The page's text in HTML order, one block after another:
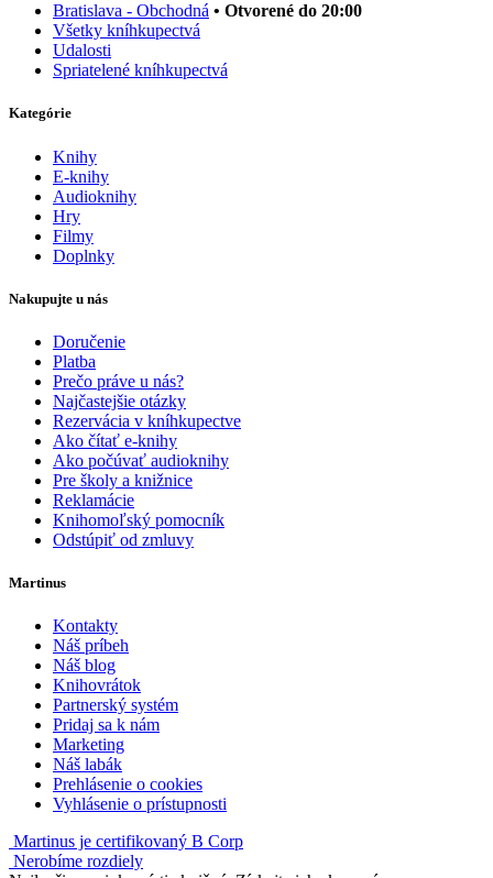
Bratislava - Obchodná • Otvorené do 20:00
Všetky kníhkupectvá
Udalosti
Spriatelené kníhkupectvá
Kategórie
Knihy
E-knihy
Audioknihy
Hry
Filmy
Doplnky
Nakupujte u nás
Doručenie
Platba
Prečo práve u nás?
Najčastejšie otázky
Rezervácia v kníhkupectve
Ako čítať e-knihy
Ako počúvať audioknihy
Pre školy a knižnice
Reklamácie
Knihomoľský pomocník
Odstúpiť od zmluvy
Martinus
Kontakty
Náš príbeh
Náš blog
Knihovrátok
Partnerský systém
Pridaj sa k nám
Marketing
Náš labák
Prehlásenie o cookies
Vyhlásenie o prístupnosti
Martinus je certifikovaný B Corp
Nerobíme rozdiely